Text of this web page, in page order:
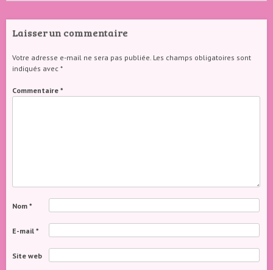
Laisser un commentaire
Votre adresse e-mail ne sera pas publiée. Les champs obligatoires sont
indiqués avec *
Commentaire *
Nom *
E-mail *
Site web